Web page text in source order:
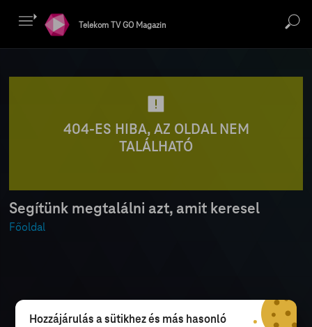
Telekom TV GO Magazin
404-ES HIBA, AZ OLDAL NEM
TALÁLHATÓ
Segítünk megtalálni azt, amit keresel
Főoldal
Hozzájárulás a sütikhez és más hasonló